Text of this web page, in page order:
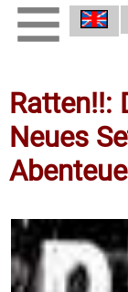
Ratten!!:
Neues